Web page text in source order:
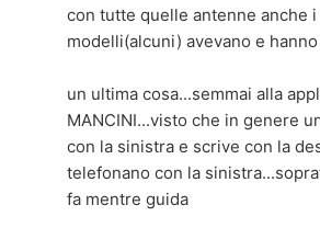
con tutte quelle antenne anche
modelli(alcuni) avevano e
un ultima cosa...semmai alla
MANCINI...visto che in genere
con la sinistra e scrive con la
telefonano con la
fa mentre guida